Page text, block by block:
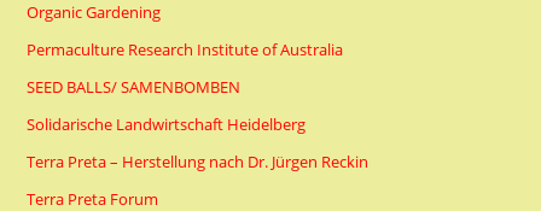
Organic Gardening
Permaculture Research Institute of Australia
SEED BALLS/ SAMENBOMBEN
Solidarische Landwirtschaft Heidelberg
Terra Preta – Herstellung nach Dr. Jürgen Reckin
Terra Preta Forum